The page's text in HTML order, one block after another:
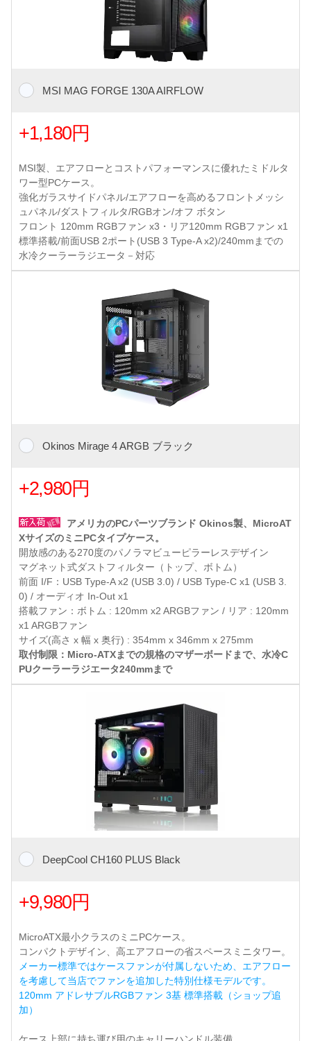
MSI MAG FORGE 130A AIRFLOW
+1,180円
MSI製、エアフローとコストパフォーマンスに優れたミドルタ
ワー型PCケース。
強化ガラスサイドパネル/エアフローを高めるフロントメッシ
ュパネル/ダストフィルタ/RGBオン/オフ ボタン
フロント 120mm RGBファン x3・リア120mm RGBファン x1
標準搭載/前面USB 2ポート(USB 3 Type-A x2)/240mmまでの
水冷クーラーラジエータ－対応
Okinos Mirage 4 ARGB ブラック
+2,980円
アメリカのPCパーツブランド Okinos製、MicroAT
XサイズのミニPCタイプケース。
開放感のある270度のパノラマビューピラーレスデザイン
マグネット式ダストフィルター（トップ、ボトム）
前面 I/F：USB Type-A x2 (USB 3.0) / USB Type-C x1 (USB 3.
0) / オーディオ In-Out x1
搭載ファン：ボトム : 120mm x2 ARGBファン / リア : 120mm
x1 ARGBファン
サイズ(高さ x 幅 x 奥行) : 354mm x 346mm x 275mm
取付制限：Micro-ATXまでの規格のマザーボードまで、水冷C
PUクーラーラジエータ240mmまで
DeepCool CH160 PLUS Black
+9,980円
MicroATX最小クラスのミニPCケース。
コンパクトデザイン、高エアフローの省スペースミニタワー。
メーカー標準ではケースファンが付属しないため、エアフロー
を考慮して当店でファンを追加した特別仕様モデルです。
120mm アドレサブルRGBファン 3基 標準搭載（ショップ追
加）